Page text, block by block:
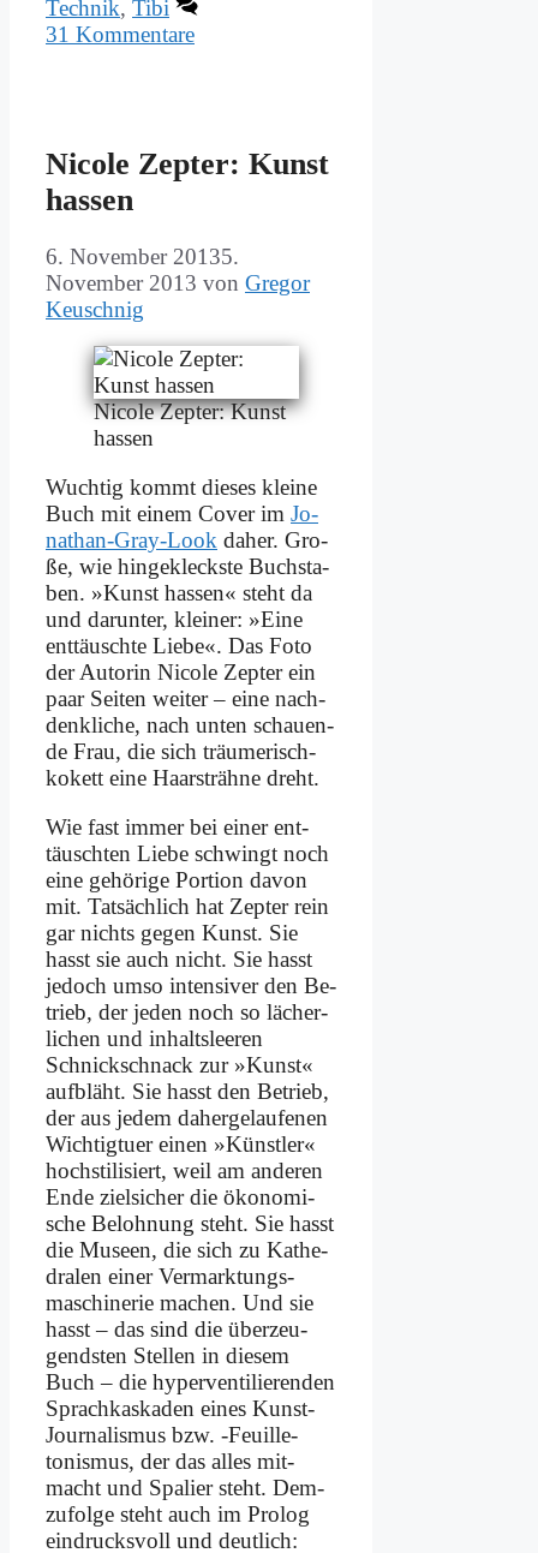
Technik, Tibi
31 Kommentare
Ni­co­le Zep­ter: Kunst
has­sen
6. November 20135.
November 2013 von Gregor
Keuschnig
Ni­co­le Zep­ter: Kunst
has­sen
Wuch­tig kommt die­ses klei­ne
Buch mit ei­nem Co­ver im Jo­
na­than-Gray-Look da­her. Gro­
ße, wie hin­ge­kleck­ste Buch­sta­
ben. »Kunst has­sen« steht da
und dar­un­ter, klei­ner: »Ei­ne
ent­täusch­te Lie­be«. Das Fo­to
der Au­torin Ni­co­le Zep­ter ein
paar Sei­ten wei­ter – ei­ne nach­
denk­li­che, nach un­ten schau­en­
de Frau, die sich träu­me­risch-
ko­kett ei­ne Haar­sträh­ne dreht.
Wie fast im­mer bei ei­ner ent­
täusch­ten Lie­be schwingt noch
ei­ne ge­hö­ri­ge Por­ti­on da­von
mit. Tat­säch­lich hat Zep­ter rein
gar nichts ge­gen Kunst. Sie
hasst sie auch nicht. Sie hasst
je­doch um­so in­ten­si­ver den Be­
trieb, der je­den noch so lä­cher­
li­chen und in­halts­lee­ren
Schnick­schnack zur »Kunst«
auf­bläht. Sie hasst den Be­trieb,
der aus je­dem da­her­ge­lau­fe­nen
Wich­tig­tu­er ei­nen »Künst­ler«
hoch­stilisiert, weil am an­de­ren
En­de ziel­si­cher die öko­no­mi­
sche Be­loh­nung steht. Sie hasst
die Mu­se­en, die sich zu Ka­the­
dra­len ei­ner Vermarktungs­
maschi­nerie ma­chen. Und sie
hasst – das sind die über­zeu­
gend­sten Stel­len in die­sem
Buch – die hy­per­ven­ti­lie­ren­den
Sprach­kas­ka­den ei­nes Kunst-
Jour­na­lis­mus bzw. ‑Feuille­
tonismus, der das al­les mit­
macht und Spa­lier steht. Dem­
zu­fol­ge steht auch im Pro­log
ein­drucks­voll und deut­lich: